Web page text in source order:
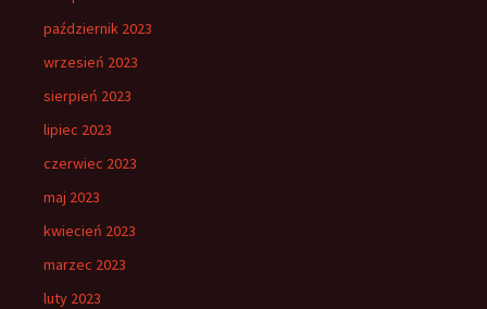
październik 2023
wrzesień 2023
sierpień 2023
lipiec 2023
czerwiec 2023
maj 2023
kwiecień 2023
marzec 2023
luty 2023